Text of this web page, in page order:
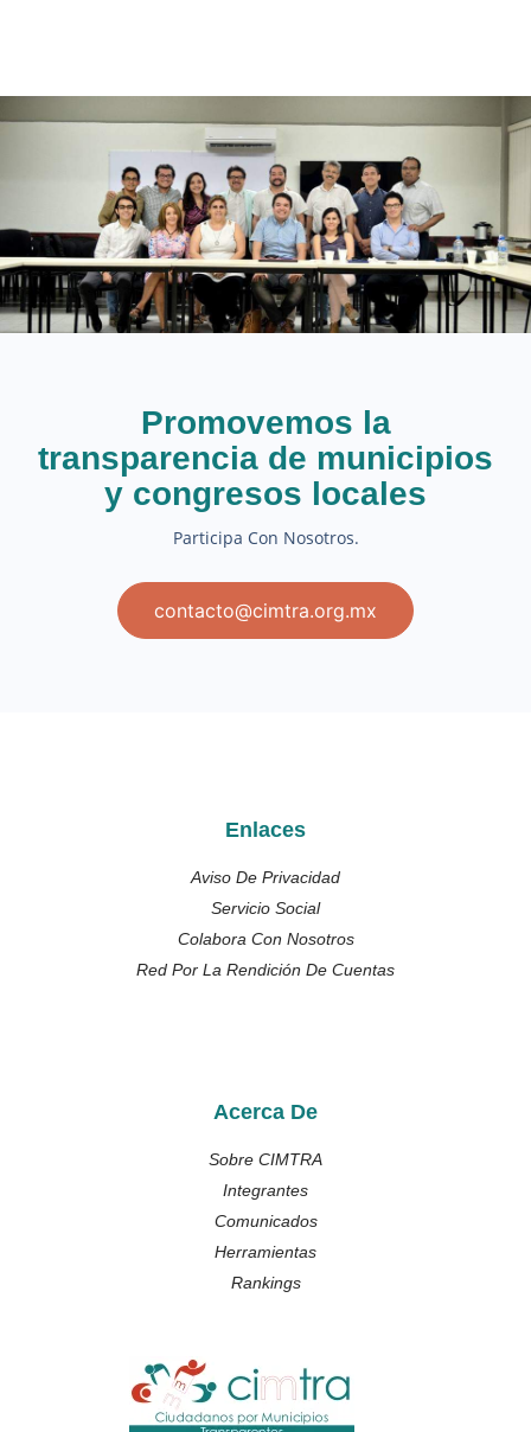
Promovemos la
transparencia de municipios
y congresos locales
Participa Con Nosotros.
contacto@cimtra.org.mx
Acerca De
Sobre CIMTRA
Integrantes
Comunicados
Herramientas
Rankings
Enlaces
Aviso De Privacidad
Servicio Social
Colabora Con Nosotros
Red Por La Rendición De Cuentas